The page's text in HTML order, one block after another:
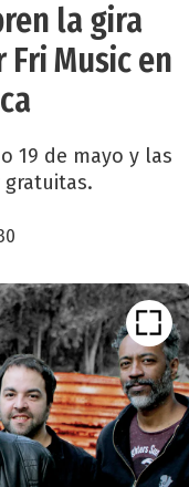
la gira
Music en
19 de mayo y las
gratuitas.